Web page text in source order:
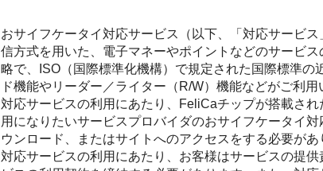
おサイフケータイ対応サービス（以下、「対応サービ
信方式を用いた、電子マネーやポイントなどのサービ
略で、ISO（国際標準化機構）で規定された国際標準
ド機能やリーダー／ライター（R/W）機能などがご利用
対応サービスの利用にあたり、FeliCaチップが搭載さ
用になりたいサービスプロバイダのおサイフケータイ
ウンロード、またはサイトへのアクセスをする必要があ
対応サービスの利用にあたり、お客様はサービスの提